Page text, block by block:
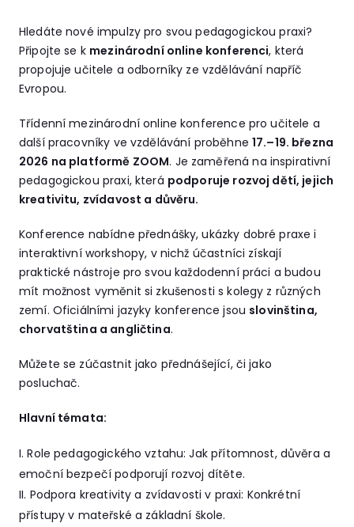
Hledáte nové impulzy pro svou pedagogickou praxi?
Připojte se k mezinárodní online konferenci, která
propojuje učitele a odborníky ze vzdělávání napříč
Evropou.
Třídenní mezinárodní online konference pro učitele a
další pracovníky ve vzdělávání proběhne 17.–19. března
2026 na platformě ZOOM. Je zaměřená na inspirativní
pedagogickou praxi, která podporuje rozvoj dětí, jejich
kreativitu, zvídavost a důvěru.
Konference nabídne přednášky, ukázky dobré praxe i
interaktivní workshopy, v nichž účastníci získají
praktické nástroje pro svou každodenní práci a budou
mít možnost vyměnit si zkušenosti s kolegy z různých
zemí. Oficiálními jazyky konference jsou slovinština,
chorvatština a angličtina.
Můžete se zúčastnit jako přednášející, či jako
posluchač.
Hlavní témata:
Role pedagogického vztahu: Jak přítomnost, důvěra a
emoční bezpečí podporují rozvoj dítěte.
Podpora kreativity a zvídavosti v praxi: Konkrétní
přístupy v mateřské a základní škole.